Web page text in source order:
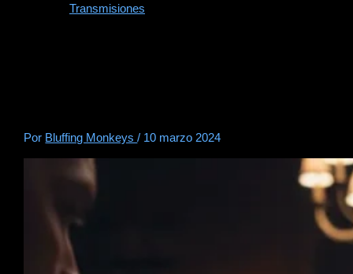
Transmisiones
Por Bluffing Monkeys/ 10 marzo 2024